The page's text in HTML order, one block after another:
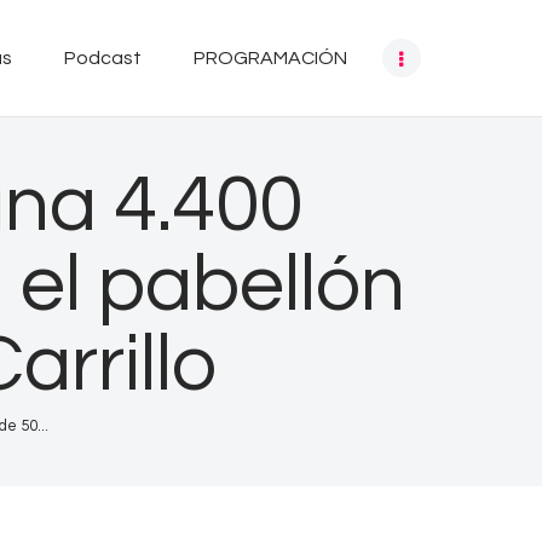
Podcast PROGRAMACIÓN
4.400
el pabellón
50...